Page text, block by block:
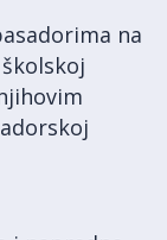
na